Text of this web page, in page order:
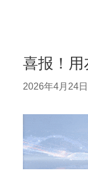
喜报！用
2026年4月24日